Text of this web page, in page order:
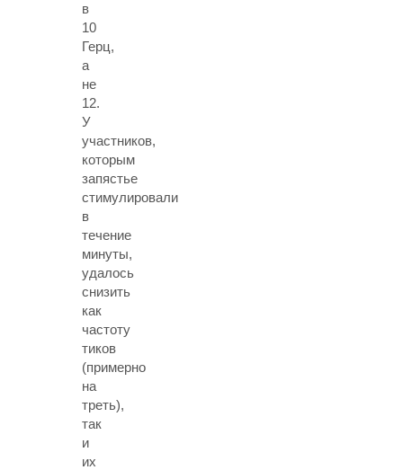
в
10
Герц,
а
не
12.
У
участников,
которым
запястье
стимулировали
в
течение
минуты,
удалось
снизить
как
частоту
тиков
(примерно
на
треть),
так
и
их